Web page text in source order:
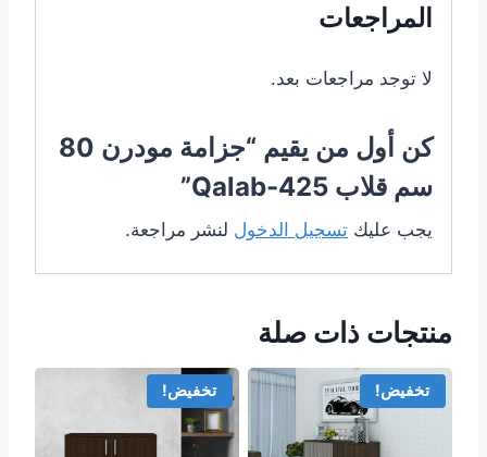
المراجعات
لا توجد مراجعات بعد.
كن أول من يقيم “جزامة مودرن 80
سم قلاب Qalab-425”
يجب عليك تسجيل الدخول لنشر مراجعة.
منتجات ذات صلة
تخفيض! تخفيض!